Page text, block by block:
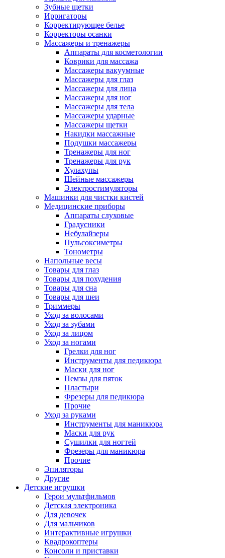
Зубные щетки
Ирригаторы
Корректирующее белье
Корректоры осанки
Массажеры и тренажеры
Аппараты для косметологии
Коврики для массажа
Массажеры вакуумные
Массажеры для глаз
Массажеры для лица
Массажеры для ног
Массажеры для тела
Массажеры ударные
Массажеры щетки
Накидки массажные
Подушки массажеры
Тренажеры для ног
Тренажеры для рук
Хулахупы
Шейные массажеры
Электростимуляторы
Машинки для чистки кистей
Медицинские приборы
Аппараты слуховые
Градусники
Небулайзеры
Пульсоксиметры
Тонометры
Напольные весы
Товары для глаз
Товары для похудения
Товары для сна
Товары для шеи
Триммеры
Уход за волосами
Уход за зубами
Уход за лицом
Уход за ногами
Грелки для ног
Инструменты для педикюра
Маски для ног
Пемзы для пяток
Пластыри
Фрезеры для педикюра
Прочие
Уход за руками
Инструменты для маникюра
Маски для рук
Сушилки для ногтей
Фрезеры для маникюра
Прочие
Эпиляторы
Другие
Детские игрушки
Герои мультфильмов
Детская электроника
Для девочек
Для мальчиков
Интерактивные игрушки
Квадрокоптеры
Консоли и приставки